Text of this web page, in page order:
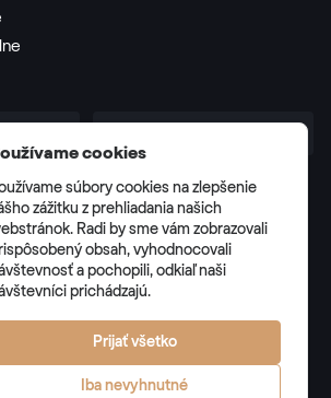
obchodné podmienky
spracúvania osobných údajov
cookies
cookies
súbory cookies na zlepšenie
zážitku z prehliadania našich
Radi by sme vám zobrazovali
obsah, vyhodnocovali
a pochopili, odkiaľ naši
prichádzajú.
Prijať všetko
Iba nevyhnutné